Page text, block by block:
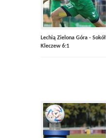
Lechią Zielona Góra - Sokół
Kleczew 6:1